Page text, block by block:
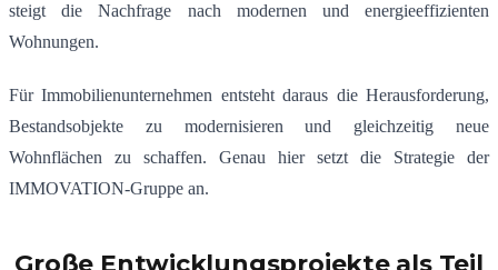
steigt die Nachfrage nach modernen und energieeffizienten
Wohnungen.
Für Immobilienunternehmen entsteht daraus die Herausforderung,
Bestandsobjekte zu modernisieren und gleichzeitig neue
Wohnflächen zu schaffen. Genau hier setzt die Strategie der
IMMOVATION-Gruppe an.